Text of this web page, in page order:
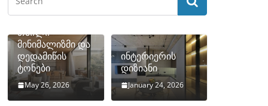
თბილი
მინიმალიზმი და
დედამიწის
ტონები
May 26, 2026
ინტერიერის
დიზიანი
January 24, 2026